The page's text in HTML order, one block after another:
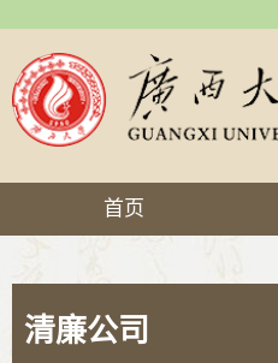
首页
清廉公司